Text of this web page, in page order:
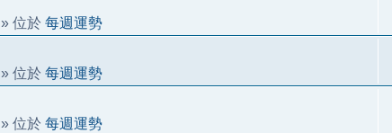
» 位於 每週運勢
» 位於 每週運勢
» 位於 每週運勢